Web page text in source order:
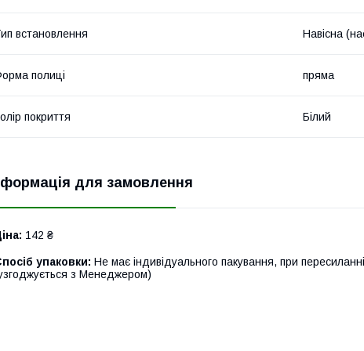
встановлення Навісна
полиці пряма
покриття Білий
для замовлення
142 ₴
упаковки: Не має індивідуального пакування, при
з Менеджером)